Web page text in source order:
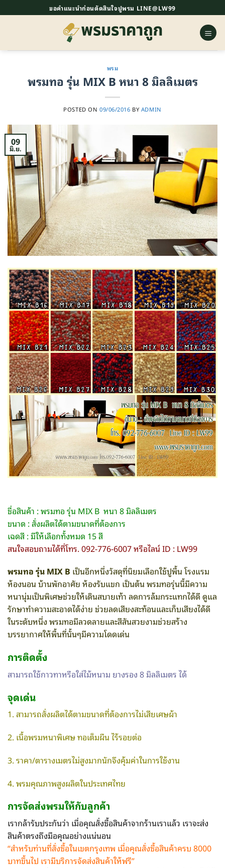
ไป
ขอคำแนะนำก่อนตัดสินใจปูพรม LINE@LW99
พรม
พรมทอ รุ่น MIX B หนา 8 มิลลิเมตร
POSTED ON 09/06/2016 BY ADMIN
09
มิ.ย.
ชื่อสินค้า : พรมทอ รุ่น MIX B หนา 8 มิลลิเมตร
ขนาด : สั่งผลิตได้ตามขนาดที่ต้องการ
เฉดสี : มีให้เลือกทั้งหมด 15 สี
สนใจสอบถามได้ที่โทร. 092-776-6007 หรือไลน์ ID : LW99
พรมทอ รุ่น MIX B เป็นอีกหนึ่งวัสดุที่นิยมเลือกใช้ปูพื้น โรงแรม
ห้องนอน บ้านพักอาศัย ห้องรับแขก เป็นต้น พรมทอรุ่นนี้มีความ
หนานุ่มเป็นพิเศษช่วยให้เดินสบายเท้า ลดการล้มกระแทกได้ดี ดูแล
รักษาทำความสะอาดได้ง่าย ช่วยลดเสียงสะท้อนและเก็บเสียงได้ดี
ในระดับหนึ่ง พรมทอมีลวดลายและสีสันสวยงามช่วยสร้าง
บรรยากาศให้พื้นที่นั้นๆมีความโดดเด่น
การติดตั้ง
สามารถใช้กาวทาหรือใส่ไม้หนาม ยางรอง 8 มิลลิเมตร ได้
จุดเด่น
1. สามารถสั่งผลิตได้ตามขนาดที่ต้องการไม่เสียเศษผ้า
2. เนื้อพรมหนาพิเศษ ทอเต็มผืน ไร้รอยต่อ
3. ราคา/ตารางเมตรไม่สูงมากนักจึงคุ้มค่าในการใช้งาน
4. พรมคุณภาพสูงผลิตในประเทศไทย
การจัดส่งพรมให้กับลูกค้า
เรากล้ารับประกันว่า เมื่อคุณสั่งซื้อสินค้าจากร้านเราแล้ว เราจะส่ง
สินค้าตรงถึงมือคุณอย่างแน่นอน
“สำหรับท่านที่สั่งซื้อในเขตกรุงเทพ เมื่อคุณสั่งซื้อสินค้าครบ 8000
บาทขึ้นไป เรามีบริการจัดส่งสินค้าให้ฟรี”